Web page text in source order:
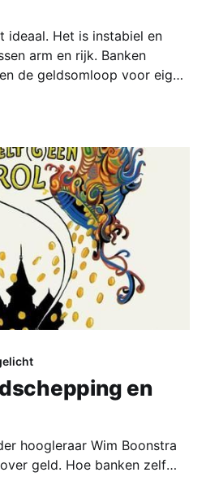
ideaal. Het is instabiel en
arm en rijk. Banken
de geldsomloop voor eigen
waarvoor. In dit proces
en
hoogleraar Wim Boonstra
geld. Hoe banken zelf